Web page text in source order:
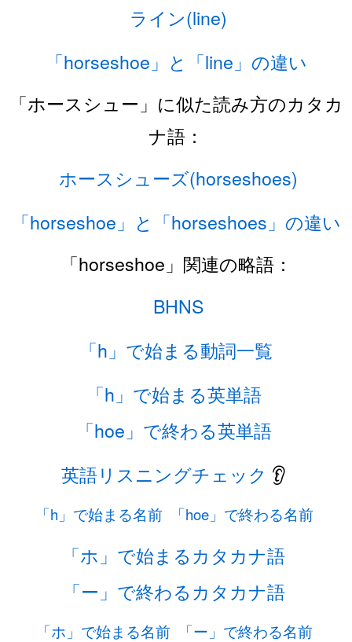
ライン(line)
「horseshoe」と「line」の違い
「ホースシュー」に似た読み方のカタカ
ナ語：
ホースシューズ(horseshoes)
「horseshoe」と「horseshoes」の違い
「horseshoe」関連の略語：
BHNS
「h」で始まる動詞一覧
「h」で始まる英単語
「hoe」で終わる英単語
英語リスニングチェック 👂
「h」で始まる名前 「hoe」で終わる名前
「ホ」で始まるカタカナ語
「ー」で終わるカタカナ語
「ホ」で始まる名前 「ー」で終わる名前